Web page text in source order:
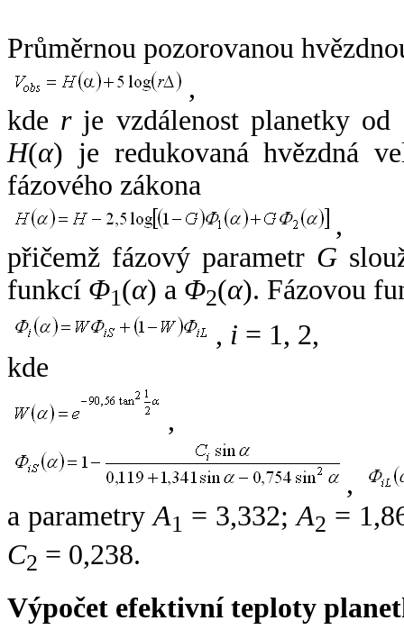
Průměrnou pozorovanou
,
kde rje vzdálenost planetky od
H(α) je redukovaná hvězdná
fázového zákona
,
přičemž fázový parametr G
funkcí Φ1(α) a Φ2(α). Fázovou
, i = 1, 2,
kde
,
,
a parametryA1 = 3,332;A2 =
C2 = 0,238.
Výpočet efektivní teploty